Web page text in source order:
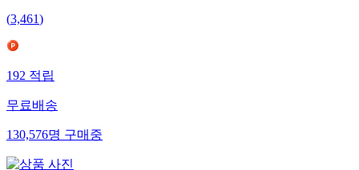
(3,461)
192 적립
무료배송
130,576명 구매중